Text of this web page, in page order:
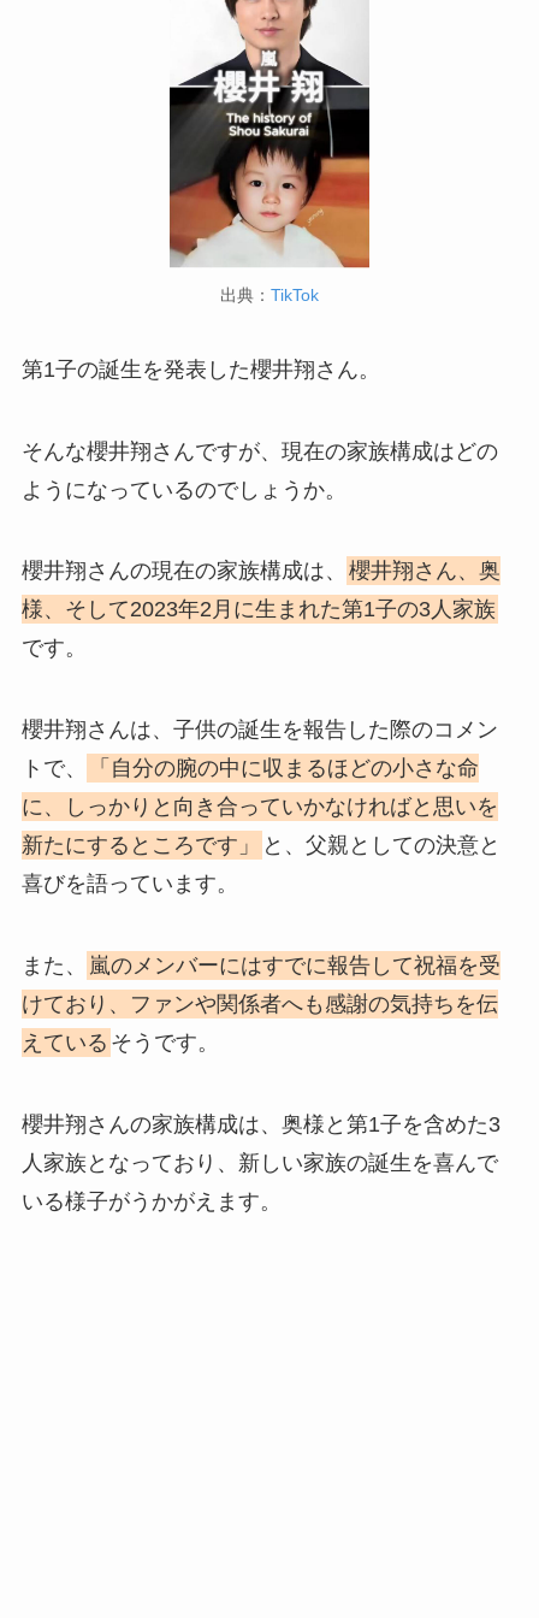
出典： TikTok
第1子の誕生を発表した櫻井翔さん。
そんな櫻井翔さんですが、現在の家族構成はどの
ようになっているのでしょうか。
櫻井翔さんの現在の家族構成は、
櫻井翔さん、奥
様、そして2023年2月に生まれた第1子の3人家族
です。
櫻井翔さんは、子供の誕生を報告した際のコメン
トで、
「自分の腕の中に収まるほどの小さな命
に、しっかりと向き合っていかなければと思いを
新たにするところです」
と、父親としての決意と
喜びを語っています。
また、
嵐のメンバーにはすでに報告して祝福を受
けており、ファンや関係者へも感謝の気持ちを伝
えている そうです。
櫻井翔さんの家族構成は、奥様と第1子を含めた3
人家族となっており、新しい家族の誕生を喜んで
いる様子がうかがえます。